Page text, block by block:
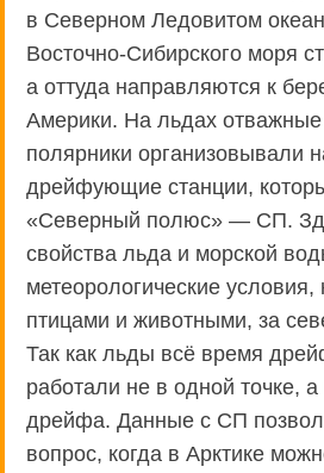
в Северном Ледовитом
Восточно-Сибирского моря
а оттуда направляются к
Америки. На льдах отважные
полярники организовывали
дрейфующие станции,
«Северный полюс» — СП.
свойства льда и морской
метеорологические
птицами и животными, за
Так как льды всё время
работали не в одной точке,
дрейфа. Данные с СП
вопрос, когда в Арктике